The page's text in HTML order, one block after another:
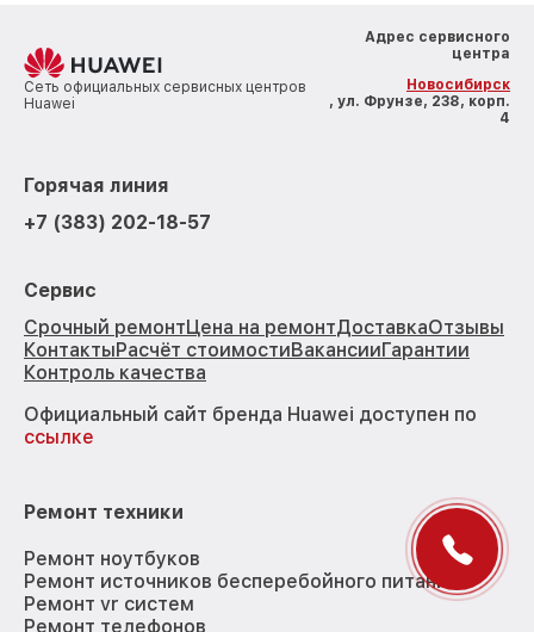
Сеть официальных сервисных центров
Huawei
Адрес сервисного
центра
Новосибирск
, ул. Фрунзе, 238, корп.
4
Горячая линия
+7 (383) 202-18-57
Сервис
Срочный ремонтЦена на ремонтДоставкаОтзывы
КонтактыРасчёт стоимостиВакансииГарантии
Контроль качества
Официальный сайт бренда Huawei доступен по
ссылке
Ремонт техники
Ремонт ноутбуков
Ремонт источников бесперебойного питания
Ремонт vr систем
Ремонт телефонов